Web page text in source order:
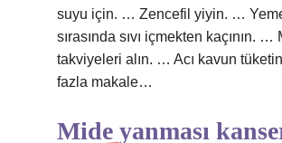
suyu için. … Zencefil yiyin. …
sırasında sıvı içmekten kaçının. …
takviyeleri alın. … Acı kavun
fazla makale…
Mide yanması